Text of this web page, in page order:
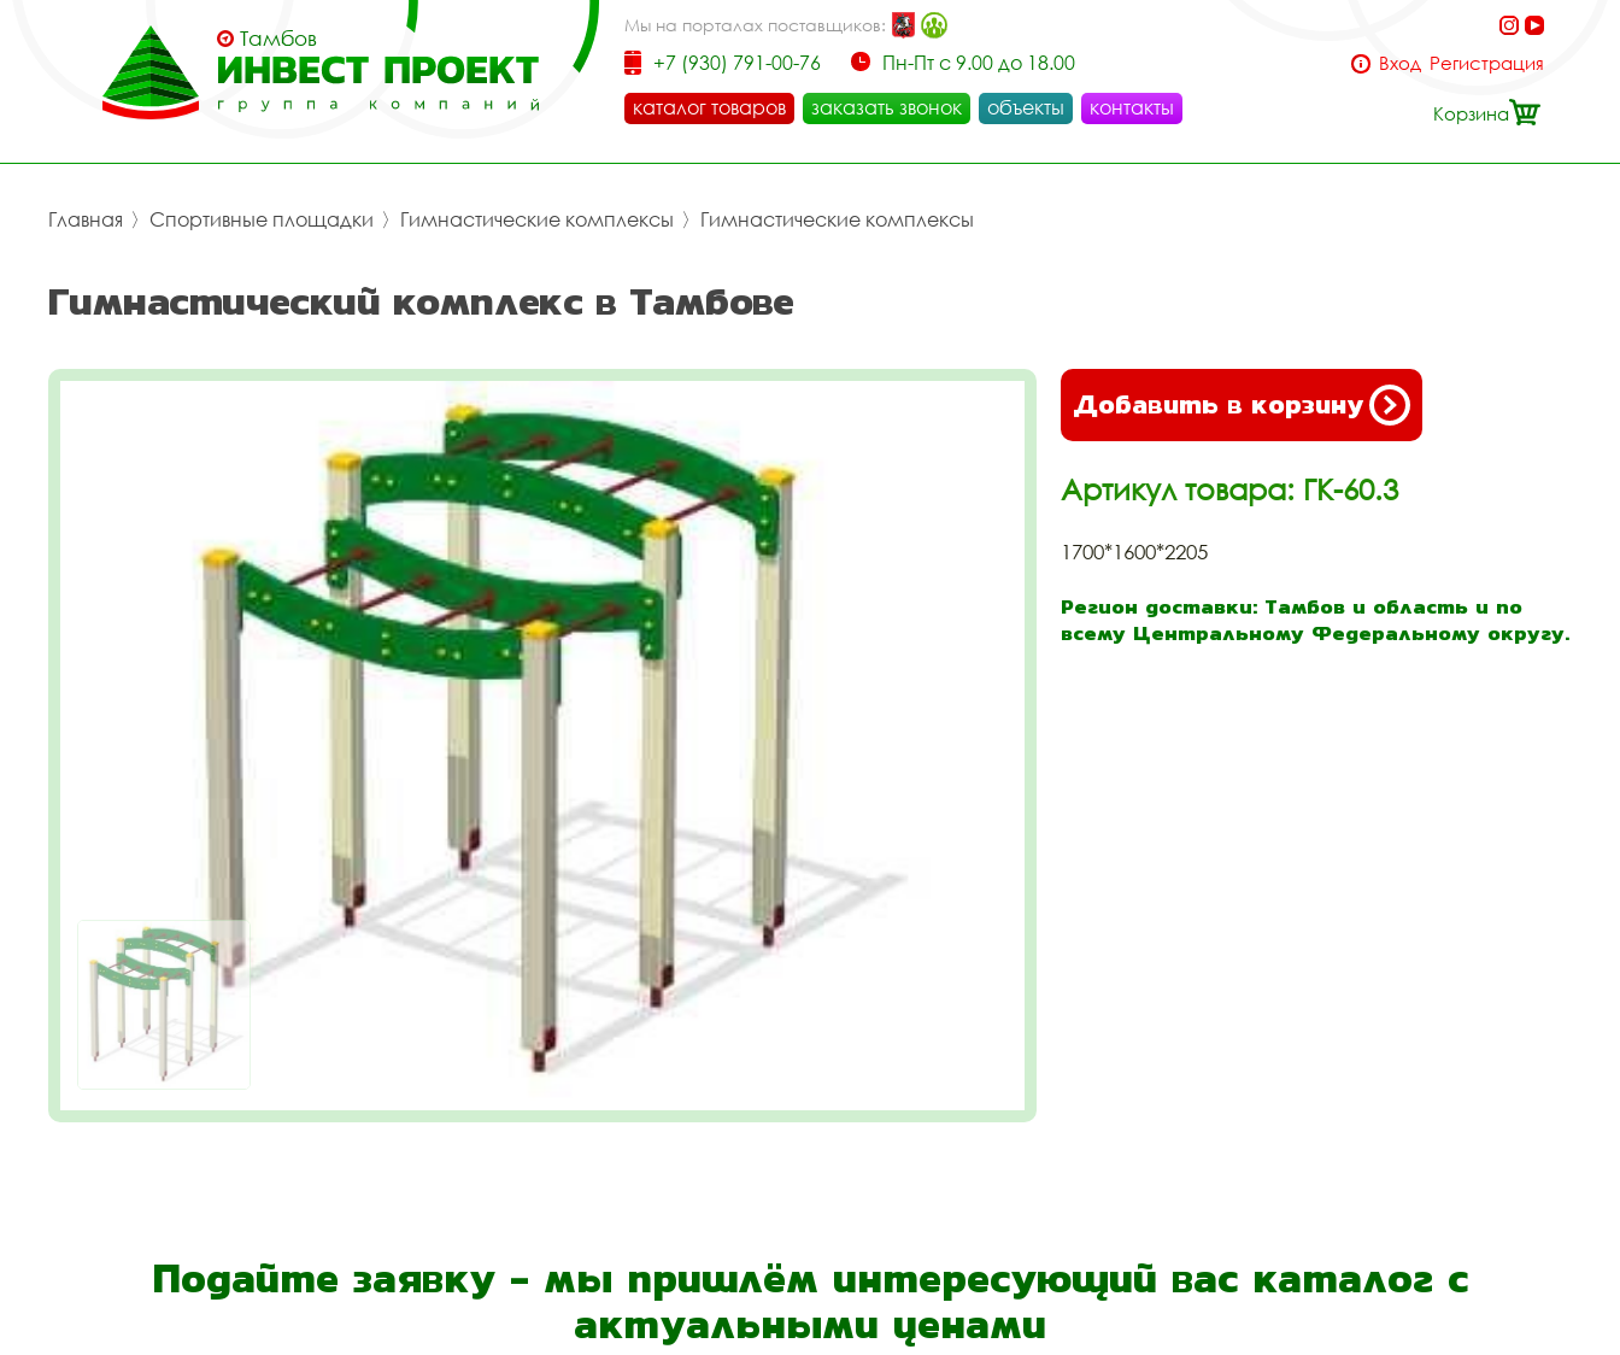
Тамбов
Мы на порталах поставщиков:
+7 (930) 791-00-76
Пн-Пт с 9.00 до 18.00
каталог товаров
заказать звонок объекты контакты
Вход Регистрация
Корзина
Главная 〉 Спортивные площадки 〉 Гимнастические комплексы 〉 Гимнастические комплексы
Гимнастический комплекс в Тамбове
Добавить в корзину
Артикул товара: ГК-60.3
1700*1600*2205
Регион доставки: Тамбов и область и по
всему Центральному Федеральному округу.
Подайте заявку - мы пришлём интересующий вас каталог с
актуальными ценами